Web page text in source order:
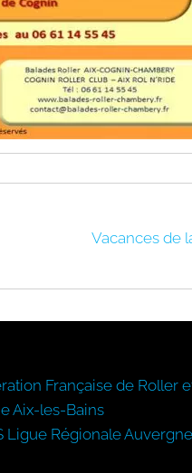
Vacances de
Française de Roller
Aix-les-Bains
Ligue Régionale